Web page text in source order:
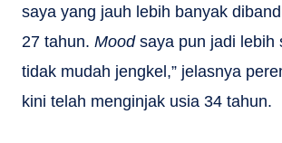
saya yang jauh lebih banyak
27 tahun. Moodsaya pun jadi lebih
tidak mudah jengkel,” jelasnya
kini telah menginjak usia 34 tahun.